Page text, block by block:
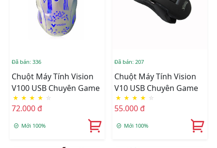
Đã bán: 336
Chuột Máy Tính Vision
V100 USB Chuyên Game
★ ★ ★ ★ ☆
72.000 đ
Mới 100%
Đã bán: 207
Chuột Máy Tính Vision
V10 USB Chuyên Game
★ ★ ★ ★ ☆
55.000 đ
Mới 100%